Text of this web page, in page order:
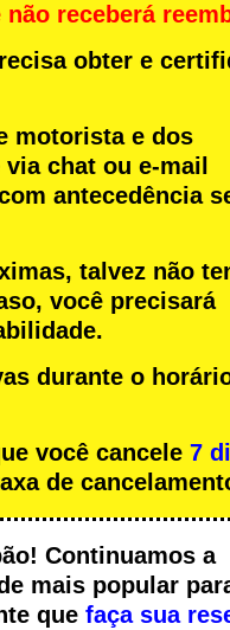
não receberá
obter e
motorista e dos
chat ou e-mail
antecedência
talvez não
você precisará
durante o
você cancele 7
de
Continuamos a
mais popular
que faça sua